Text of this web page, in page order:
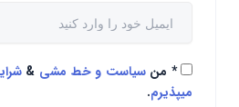
* منسیاست و خط مشی &
میپذیرم.